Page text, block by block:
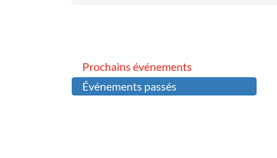
Prochains événements
Événements passés